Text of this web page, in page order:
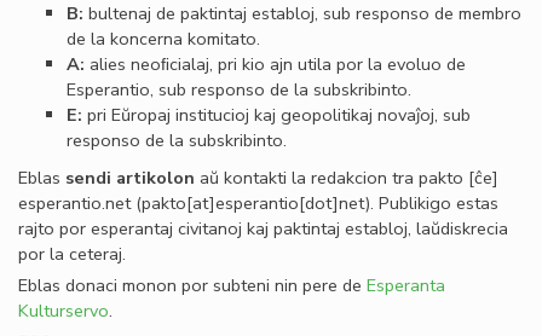
B: bultenaj de paktintaj establoj, sub responso de membro
de la koncerna komitato.
A: alies neoﬁcialaj, pri kio ajn utila por la evoluo de
Esperantio, sub responso de la subskribinto.
E: pri Eŭropaj institucioj kaj geopolitikaj novaĵoj, sub
responso de la subskribinto.
Eblas sendi artikolon aŭ kontakti la redakcion tra pakto [ĉe]
esperantio.net(pakto[at]esperantio[dot]net). Publikigo estas
rajto por esperantaj civitanoj kaj paktintaj establoj, laŭdiskrecia
por la ceteraj.
Eblas donaci monon por subteni nin pere de Esperanta
Kulturservo.